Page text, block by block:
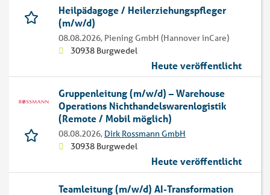
Heilpädagoge / Heilerziehungspfleger
(m/w/d)
08.08.2026, Piening GmbH (Hannover inCare)
30938 Burgwedel
Heute veröffentlicht
Gruppenleitung (m/w/d) – Warehouse
Operations Nichthandelswarenlogistik
(Remote / Mobil möglich)
08.08.2026, Dirk Rossmann GmbH
30938 Burgwedel
Heute veröffentlicht
Teamleitung (m/w/d) AI-Transformation